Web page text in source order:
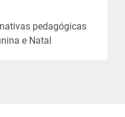
pedagógicas
e Natal